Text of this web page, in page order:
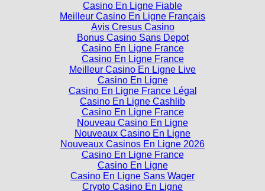
Casino En Ligne Fiable
Meilleur Casino En Ligne Français
Avis Cresus Casino
Bonus Casino Sans Depot
Casino En Ligne France
Casino En Ligne France
Meilleur Casino En Ligne Live
Casino En Ligne
Casino En Ligne France Légal
Casino En Ligne Cashlib
Casino En Ligne France
Nouveau Casino En Ligne
Nouveaux Casino En Ligne
Nouveaux Casinos En Ligne 2026
Casino En Ligne France
Casino En Ligne
Casino En Ligne Sans Wager
Crypto Casino En Ligne